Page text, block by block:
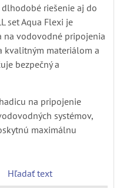
riešenie aj do
set Aqua Flexi je
na vodovodné pripojenia
kvalitným materiálom a
bezpečný a
na pripojenie
systémov,
maximálnu
Hľadať text